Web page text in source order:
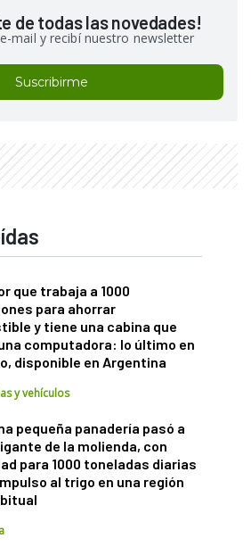
de todas las novedades!
mail y recibí nuestro newsletter
Suscribirme
que trabaja a 1000
para ahorrar
y tiene una cabina que
computadora: lo último en
disponible en Argentina
y vehículos
pequeña panadería pasó a
de la molienda, con
para 1000 toneladas diarias
al trigo en una región